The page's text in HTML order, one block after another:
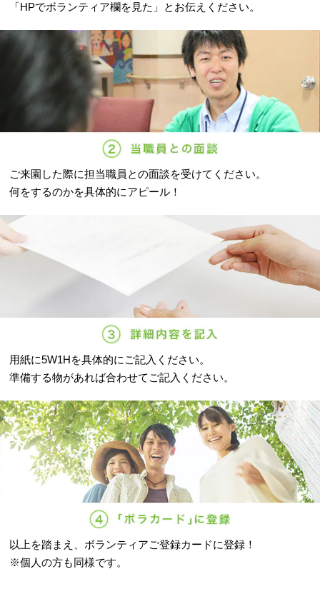
「HPでボランティア欄を見た」とお伝えください。
ご来園した際に担当職員との面談を受けてください。
何をするのかを具体的にアピール！
用紙に5W1Hを具体的にご記入ください。
準備する物があれば合わせてご記入ください。
以上を踏まえ、ボランティアご登録カードに登録！
※個人の方も同様です。